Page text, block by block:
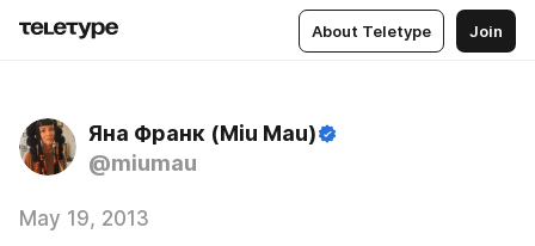
About Teletype Join
Яна Франк (Miu Mau)
@miumau
May 19, 2013